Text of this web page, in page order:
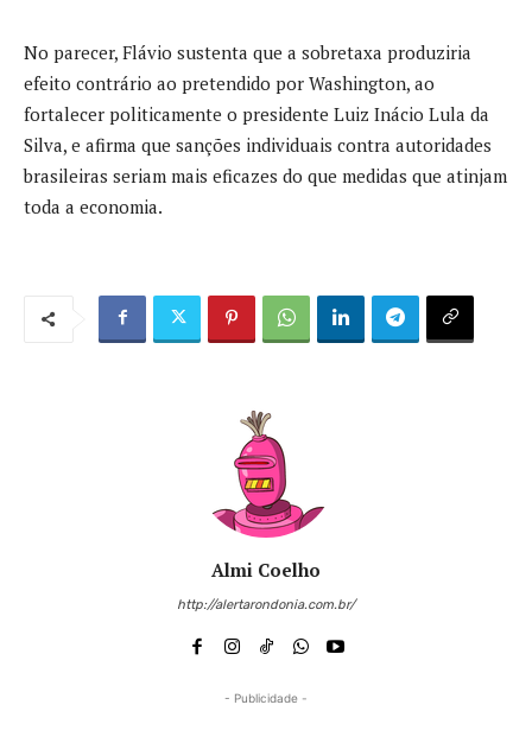
No parecer, Flávio sustenta que a sobretaxa produziria
efeito contrário ao pretendido por Washington, ao
fortalecer politicamente o presidente Luiz Inácio Lula da
Silva, e afirma que sanções individuais contra autoridades
brasileiras seriam mais eficazes do que medidas que atinjam
toda a economia.
Almi Coelho
http://alertarondonia.com.br/
- Publicidade -